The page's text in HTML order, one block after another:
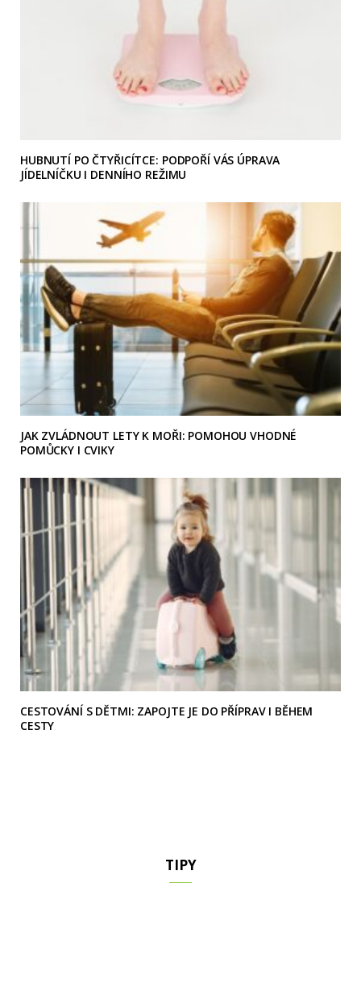
HUBNUTÍ PO ČTYŘICÍTCE: PODPOŘÍ VÁS ÚPRAVA
JÍDELNÍČKU I DENNÍHO REŽIMU
JAK ZVLÁDNOUT LETY K MOŘI: POMOHOU VHODNÉ
POMŮCKY I CVIKY
CESTOVÁNÍ S DĚTMI: ZAPOJTE JE DO PŘÍPRAV I BĚHEM
CESTY
TIPY